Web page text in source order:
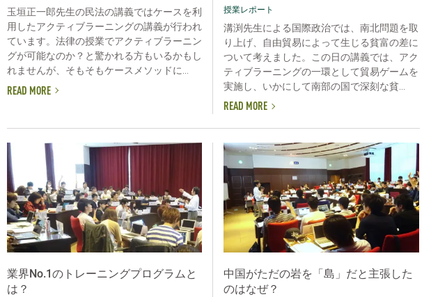
玉垣正一郎先生の民法の講義ではケースを利
用したアクティブラーニングの講義が行われ
ています。法律の授業でアクティブラーニン
グが可能なのか？と驚かれる方もいるかもし
れませんが、そもそもケースメソッドに...
READ MORE
授業レポート
溝渕先生による国際政治では、南北問題を取
り上げ、自由貿易によって生じる貧富の差に
ついて考えました。この日の講義では、アク
ティブラーニングの一環として貿易ゲームを
実施し、いかにして南部の国で深刻な貧...
READ MORE
業界No.1のトレーニングプログラムと
は？
中国がただの岩を「島」だと主張した
のはなぜ？